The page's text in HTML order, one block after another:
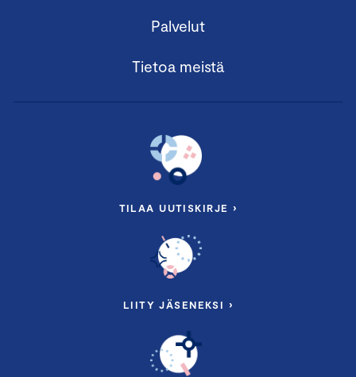
Palvelut
Tietoa meistä
TILAA UUTISKIRJE ›
LIITY JÄSENEKSI ›